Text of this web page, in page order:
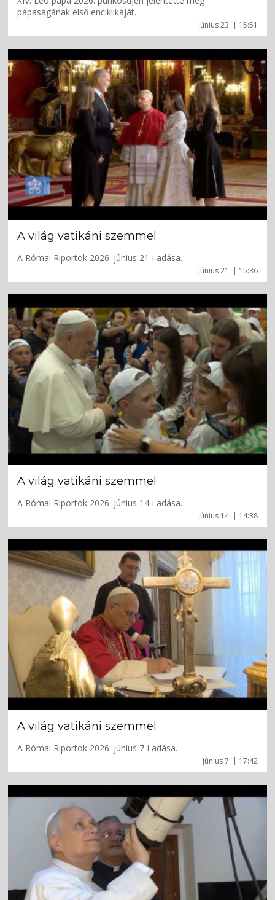
június 23. | 15:51
pápaságának első enciklikáját.
június 21. | 15:36
A világ vatikáni szemmel
A Római Riportok 2026. június 21-i adása.
június 14. | 14:38
A világ vatikáni szemmel
A Római Riportok 2026. június 14-i adása.
június 7. | 17:42
A világ vatikáni szemmel
A Római Riportok 2026. június 7-i adása.